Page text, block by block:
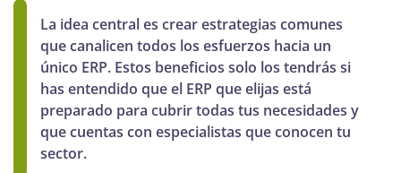
La idea central es crear estrategias comunes
que canalicen todos los esfuerzos hacia un
único ERP. Estos beneficios solo los tendrás si
has entendido que el ERP que elijas está
preparado para cubrir todas tus necesidades y
que cuentas con especialistas que conocen tu
sector.